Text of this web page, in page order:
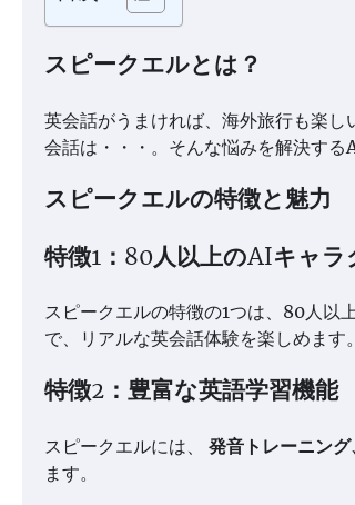
スピークエルとは？
英会話がうまければ、海外旅行も楽
会話は・・・。そんな悩みを解決する
スピークエルの特徴と魅力
特徴1：80人以上のAIキャラ
スピークエルの特徴の1つは、80人以
で、リアルな英会話体験を楽しめます。
特徴2：豊富な英語学習機能
スピークエルには、 発音トレーニン
ます。